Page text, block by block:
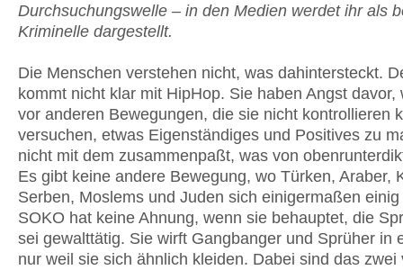
Durchsuchungswelle – in den Medien werdet ihr als
Kriminelle dargestellt.
Die Menschen verstehen nicht, was dahintersteckt.
kommt nicht klar mit HipHop. Sie haben Angst davor,
vor anderen Bewegungen, die sie nicht kontrollieren
versuchen, etwas Eigenständiges und Positives zu
nicht mit dem zusammenpaßt, was von
Es gibt keine andere Bewegung, wo Türken, Araber,
Serben, Moslems und Juden sich einigermaßen
SOKO hat keine Ahnung, wenn sie behauptet, die
sei gewalttätig. Sie wirft Gangbanger und Sprüher in
nur weil sie sich ähnlich kleiden. Dabei sind das zwei